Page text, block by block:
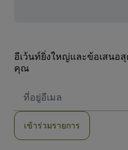
อีเว้นท์ยิ่งใหญ่และข้อเสนอสุ
คุณ
อยู่
เข้าร่วมรายการ